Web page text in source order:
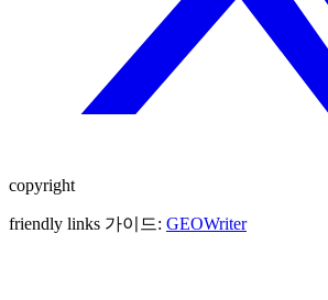
copyright
friendly links 가이드: GEOWriter